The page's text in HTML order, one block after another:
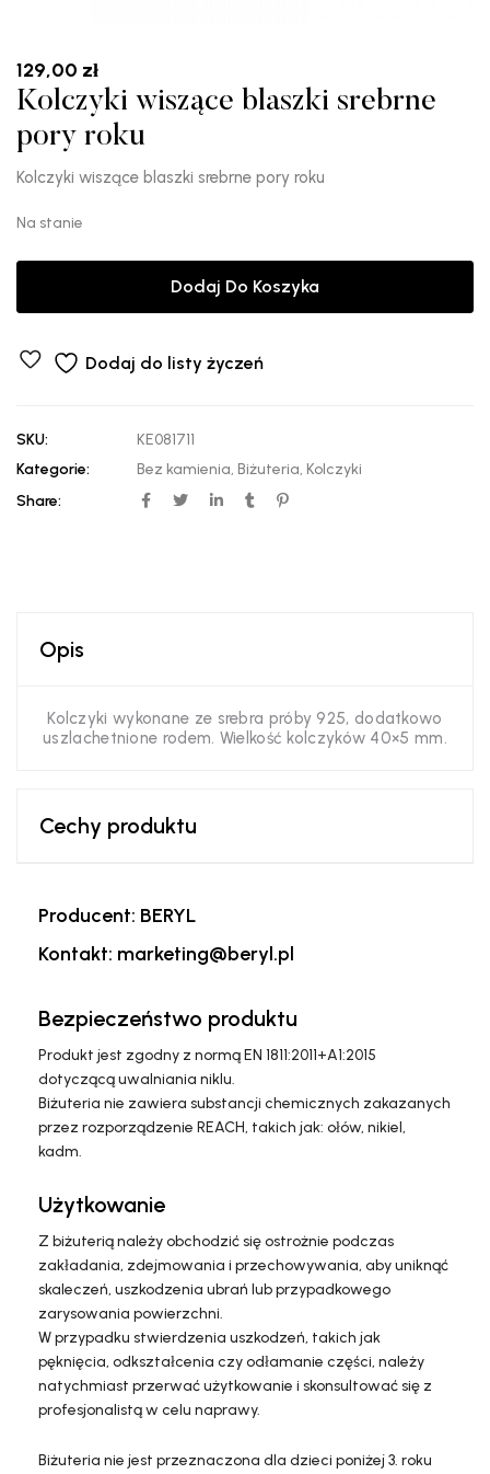
129,00 zł
Kolczyki wiszące blaszki srebrne
pory roku
Kolczyki wiszące blaszki srebrne pory roku
Na stanie
Dodaj Do Koszyka
Dodaj do listy życzeń
SKU:
KE081711
Kategorie:
Bez kamienia, Biżuteria, Kolczyki
Share:
Opis
Kolczyki wykonane ze srebra próby 925, dodatkowo
uszlachetnione rodem. Wielkość kolczyków 40×5 mm.
Cechy produktu
Producent: BERYL
Kontakt: marketing@beryl.pl
Bezpieczeństwo produktu
Produkt jest zgodny z normą EN 1811:2011+A1:2015
dotyczącą uwalniania niklu.
Biżuteria nie zawiera substancji chemicznych zakazanych
przez rozporządzenie REACH, takich jak: ołów, nikiel,
kadm.
Użytkowanie
Z biżuterią należy obchodzić się ostrożnie podczas
zakładania, zdejmowania i przechowywania, aby uniknąć
skaleczeń, uszkodzenia ubrań lub przypadkowego
zarysowania powierzchni.
W przypadku stwierdzenia uszkodzeń, takich jak
pęknięcia, odkształcenia czy odłamanie części, należy
natychmiast przerwać użytkowanie i skonsultować się z
profesjonalistą w celu naprawy.
Biżuteria nie jest przeznaczona dla dzieci poniżej 3. roku